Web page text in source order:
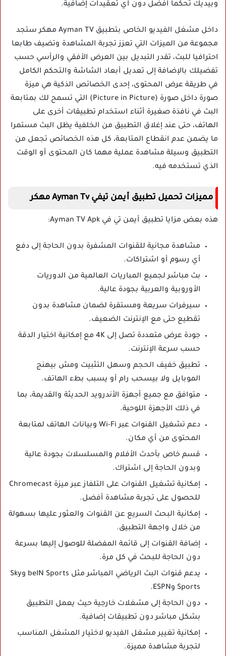
وبيديك تحكما أفضل دون أي تعقيدات إضافية.
داخل مشغل الفيديو الخاص بتطبيق Ayman TV مهكر ستجد
مجموعة من الميزات التي تعزز تجربة المشاهدة وتضيف طابعا
احترافيا للبث، تقدر التبديل بين العرض الأفقي والرأسي حسب
تفضيلك بالإضافة إلى تعديل أبعاد الشاشة والتحكم الكامل
في طريقة عرض المحتوى، إحدى الخصائص الذكية هي ميزة
صورة داخل صورة (Picture in Picture) التي تسمح لك بمتابعة
البث في نافذة صغيرة أثناء استخدام تطبيقات أخرى على
الهاتف، حتى عند إغلاق التطبيق من الخلفية يظل البث مستمرا
ما يضمن عدم انقطاع المتابعة، كل هذه الخصائص تجعل من
التطبيق وسيلة مشاهدة عملية مهما كان المحتوى أو الوقت
الذي تستخدمه فيه.
مميزات تحميل تطبيق أيمن تيفي Ayman Tv مهكر
هذه بعض مزايا تطبيق أيمن تي في Ayman TV Apk:
مشاهدة مجانية للقنوات المشفرة بدون الحاجة إلى دفع
أي رسوم أو اشتراكات.
بث مباشر لجميع المباريات العالمية من الدوريات
الأوروبية والعربية بجودة عالية.
سيرفرات سريعة ومستقرة لضمان مشاهدة بدون
تقطيع حتى مع الإنترنت الضعيف.
جودة عرض متعددة تصل إلى 4K مع إمكانية اختيار الدقة
حسب سرعة الإنترنت.
تطبيق خفيف الحجم وسهل التثبيت ومش بيهنج
الموبايل ولا بيسحب رام أو يسبب بطء الهاتف.
متوافق مع جميع أجهزة الأندرويد الحديثة والقديمة، بما
في ذلك الأجهزة اللوحية.
دعم تشغيل القنوات عبر Wi-Fi وبيانات الهاتف لمتابعة
المحتوى من أي مكان.
قسم خاص بأحدث الأفلام والمسلسلات بجودة عالية
وبدون الحاجة إلى اشتراك.
إمكانية تشغيل القنوات على التلفاز عبر ميزة Chromecast
للحصول على تجربة مشاهدة أفضل.
إمكانية البحث السريع عن القنوات والعثور عليها بسهولة
من خلال واجهة التطبيق.
إضافة القنوات إلى قائمة المفضلة للوصول إليها بسرعة
دون الحاجة للبحث في كل مرة.
يدعم قنوات البث الرياضي المباشر مثل beIN Sports وSky
Sports وESPN.
دون الحاجة إلى مشغلات خارجية حيث يعمل التطبيق
بشكل مباشر دون تطبيقات إضافية.
إمكانية تغيير مشغل الفيديو لاختيار المشغل المناسب
لتجربة مشاهدة مميزة.